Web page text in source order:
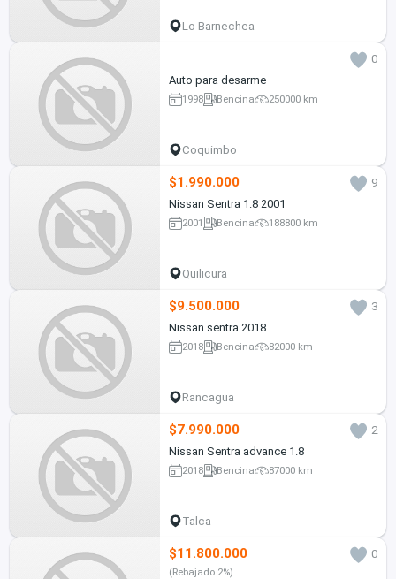
Lo Barnechea
0
Auto para desarme
1998 Bencina 250000 km
Coquimbo
$1.990.000
9
Nissan Sentra 1.8 2001
2001 Bencina 188800 km
Quilicura
$9.500.000
3
Nissan sentra 2018
2018 Bencina 82000 km
Rancagua
$7.990.000
2
Nissan Sentra advance 1.8
2018 Bencina 87000 km
Talca
$11.800.000 0
(Rebajado 2%)